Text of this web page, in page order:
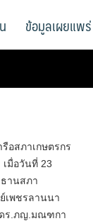
ข้อมูลเผยแพร่
อสภาเกษตรกร
มื่อวันที่ 23
านสภา
เพชรลานนา
ดร.ภญ.มณฑกา